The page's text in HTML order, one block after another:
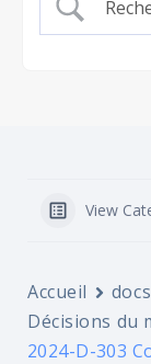
View
Accueil docs
Décisions du
2024-D-303